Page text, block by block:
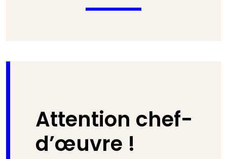
Attention chef-
d’œuvre !